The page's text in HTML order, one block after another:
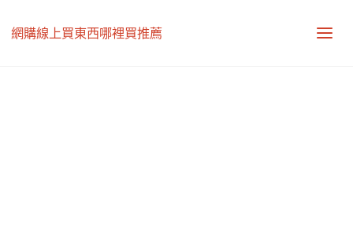
網購線上買東西哪裡買推薦